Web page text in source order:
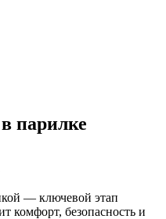
парилке
— ключевой этап
комфорт, безопасность и